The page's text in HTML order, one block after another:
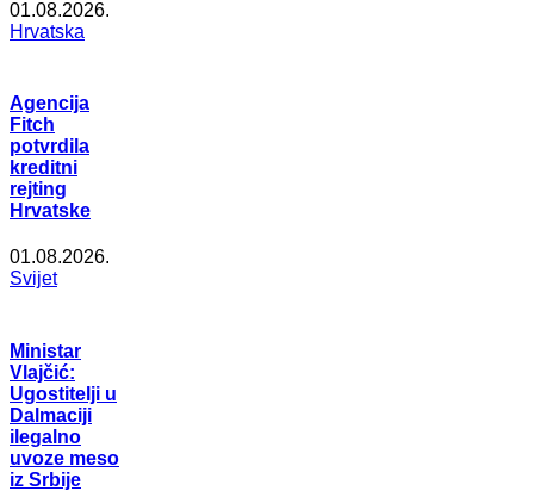
01.08.2026.
Hrvatska
Agencija
Fitch
potvrdila
kreditni
rejting
Hrvatske
01.08.2026.
Svijet
Ministar
Vlajčić:
Ugostitelji u
Dalmaciji
ilegalno
uvoze meso
iz Srbije